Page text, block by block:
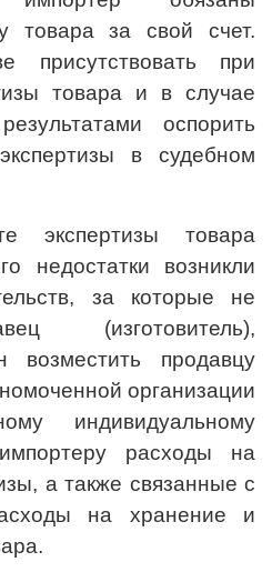
товара за свой счет.
присутствовать при
товара и в случае
оспорить
в судебном
экспертизы товара
недостатки возникли
за которые не
(изготовитель),
возместить продавцу
организации
индивидуальному
расходы на
а также связанные с
на хранение и